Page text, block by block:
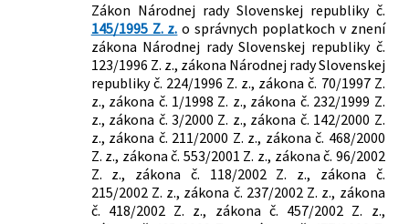
Zákon Národnej rady Slovenskej republiky č.
145/1995 Z. z. o správnych poplatkoch v znení
zákona Národnej rady Slovenskej republiky č.
123/1996 Z. z., zákona Národnej rady Slovenskej
republiky č. 224/1996 Z. z., zákona č. 70/1997 Z.
z., zákona č. 1/1998 Z. z., zákona č. 232/1999 Z.
z., zákona č. 3/2000 Z. z., zákona č. 142/2000 Z.
z., zákona č. 211/2000 Z. z., zákona č. 468/2000
Z. z., zákona č. 553/2001 Z. z., zákona č. 96/2002
Z. z., zákona č. 118/2002 Z. z., zákona č.
215/2002 Z. z., zákona č. 237/2002 Z. z., zákona
č. 418/2002 Z. z., zákona č. 457/2002 Z. z.,